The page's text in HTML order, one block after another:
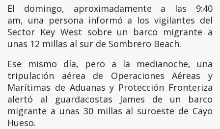
El domingo, aproximadamente a las 9:40
am, una persona informó a los vigilantes del
Sector Key West sobre un barco migrante a
unas 12 millas al sur de Sombrero Beach.
Ese mismo día, pero a la medianoche, una
tripulación aérea de Operaciones Aéreas y
Marítimas de Aduanas y Protección Fronteriza
alertó al guardacostas James de un barco
migrante a unas 30 millas al suroeste de Cayo
Hueso.